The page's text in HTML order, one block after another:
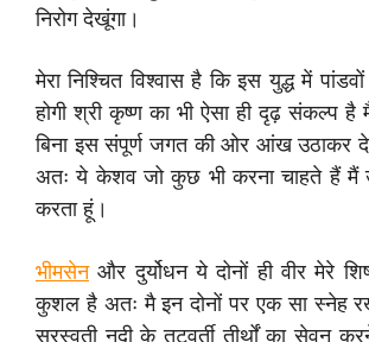
निरोग देखूंगा।
मेरा निश्चित विश्वास है कि इस युद्ध में
होगी श्री कृष्ण का भी ऐसा ही दृढ़ संकल्प
बिना इस संपूर्ण जगत की ओर आंख उठाकर
अतः ये केशव जो कुछ भी करना चाहते हैं मैं
करता हूं।
भीमसेनऔर दुर्योधन ये दोनों ही वीर मेरे
कुशल है अतः मै इन दोनों पर एक सा स्नेह
सरस्वती नदी के तटवर्ती तीर्थों का सेवन